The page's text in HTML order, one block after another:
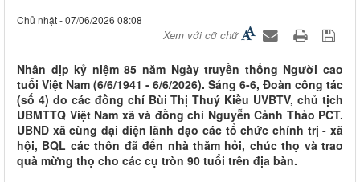
Chủ nhật - 07/06/2026 08:08
Xem với cỡ chữ
Nhân dịp kỷ niệm 85 năm Ngày truyền thống Người cao
tuổi Việt Nam (6/6/1941 - 6/6/2026). Sáng 6-6, Đoàn công tác
(số 4) do các đồng chí Bùi Thị Thuý Kiều UVBTV, chủ tịch
UBMTTQ Việt Nam xã và đồng chí Nguyễn Cảnh Thảo PCT.
UBND xã cùng đại diện lãnh đạo các tổ chức chính trị - xã
hội, BQL các thôn đã đến nhà thăm hỏi, chúc thọ và trao
quà mừng thọ cho các cụ tròn 90 tuổi trên địa bàn.